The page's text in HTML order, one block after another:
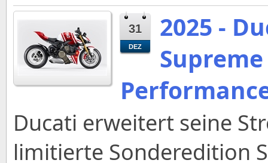
31
DEZ
2025 -
Ducati erweitert seine
limitierte Sonderedition